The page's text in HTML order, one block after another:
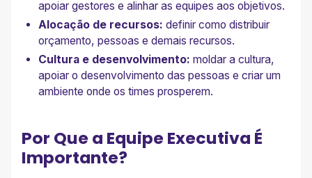
apoiar gestores e alinhar as equipes aos objetivos.
Alocação de recursos: definir como distribuir
orçamento, pessoas e demais recursos.
Cultura e desenvolvimento: moldar a cultura,
apoiar o desenvolvimento das pessoas e criar um
ambiente onde os times prosperem.
Por Que a Equipe Executiva É
Importante?